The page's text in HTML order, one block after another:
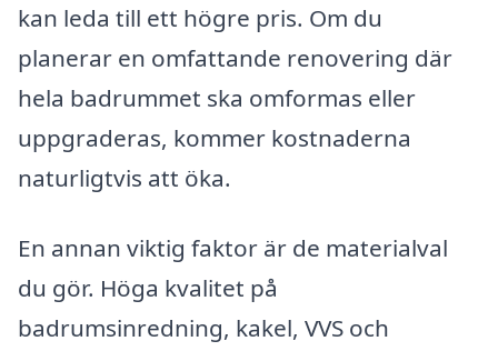
kan leda till ett högre pris. Om du
planerar en omfattande renovering där
hela badrummet ska omformas eller
uppgraderas, kommer kostnaderna
naturligtvis att öka.
En annan viktig faktor är de materialval
du gör. Höga kvalitet på
badrumsinredning, kakel, VVS och